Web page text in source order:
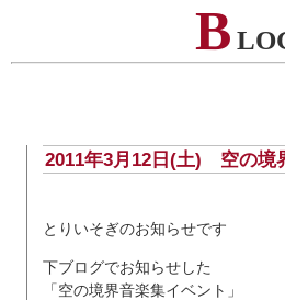
B
2011年3月12日(土) 空の境
とりいそぎのお知らせです
下ブログでお知らせした
「空の境界音楽集イベント」